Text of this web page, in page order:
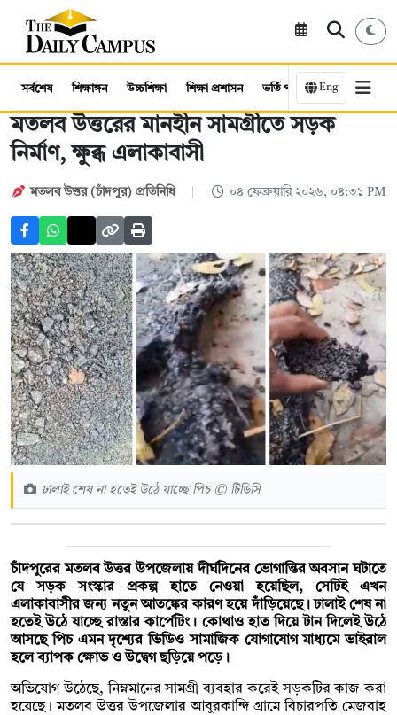
সর্বশেষ শিক্ষাঙ্গন উচ্চশিক্ষা শিক্ষা প্রশাসন ভর্তি পরীক্ষা কর্মসংস্থান
Eng
মতলব উত্তরের মানহীন সামগ্রীতে সড়ক
নির্মাণ, ক্ষুব্ধ এলাকাবাসী
মতলব উত্তর (চাঁদপুর) প্রতিনিধি ০৪ ফেব্রুয়ারি ২০২৬, ০৪:৩১ PM
ঢালাই শেষ না হতেই উঠে যাচ্ছে পিচ © টিডিসি
চাঁদপুরের মতলব উত্তর উপজেলায় দীর্ঘদিনের ভোগান্তির অবসান ঘটাতে
যে সড়ক সংস্কার প্রকল্প হাতে নেওয়া হয়েছিল, সেটিই এখন
এলাকাবাসীর জন্য নতুন আতঙ্কের কারণ হয়ে দাঁড়িয়েছে। ঢালাই শেষ না
হতেই উঠে যাচ্ছে রাস্তার কার্পেটিং। কোথাও হাত দিয়ে টান দিলেই উঠে
আসছে পিচ এমন দৃশ্যের ভিডিও সামাজিক যোগাযোগ মাধ্যমে ভাইরাল
হলে ব্যাপক ক্ষোভ ও উদ্বেগ ছড়িয়ে পড়ে।
অভিযোগ উঠেছে, নিম্নমানের সামগ্রী ব্যবহার করেই সড়কটির কাজ করা
হয়েছে। মতলব উত্তর উপজেলার আবুরকান্দি গ্রামে বিচারপতি মেজবাহ